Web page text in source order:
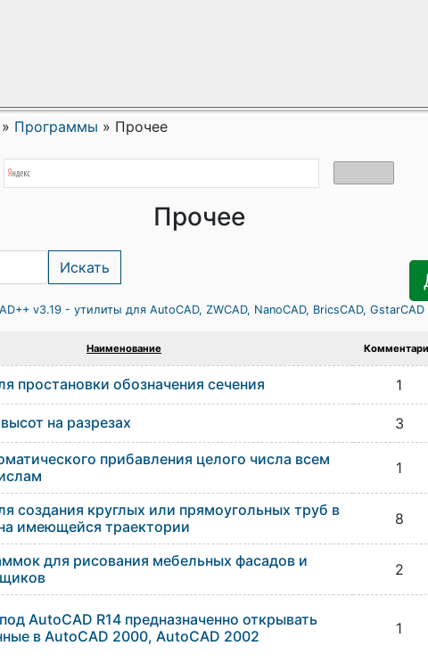
» Программы » Прочее
Прочее
v3.19 - утилиты для AutoCAD, ZWCAD, NanoCAD, BricsCAD, GstarCAD
Наименование
простановки обозначения сечения 1
на разрезах 3
прибавления целого числа всем
1
создания круглых или прямоугольных труб в
имеющейся траектории
8
для рисования мебельных фасадов и
2
AutoCAD R14 предназначенно открывать
в AutoCAD 2000, AutoCAD 2002
1